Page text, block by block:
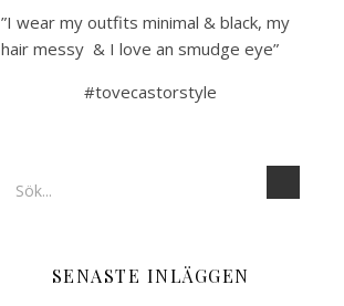
”I wear my outfits minimal & black, my
hair messy & I love an smudge eye”
#tovecastorstyle
SENASTE INLÄGGEN